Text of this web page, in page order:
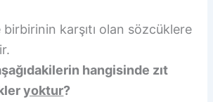
karşıtı olan sözcüklere
hangisinde zıt
yoktur?